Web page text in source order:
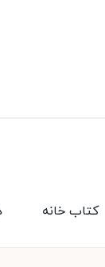
کتاب خانه